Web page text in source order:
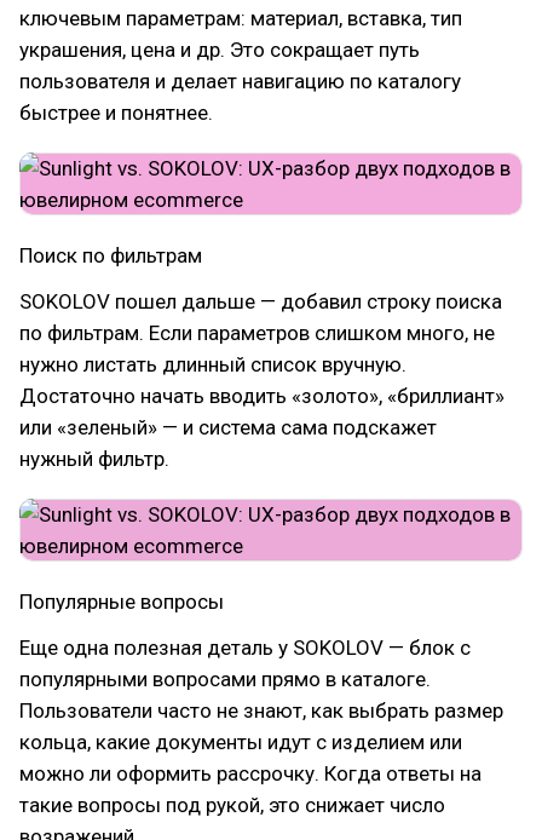
ключевым параметрам: материал, вставка, тип
украшения, цена и др. Это сокращает путь
пользователя и делает навигацию по каталогу
быстрее и понятнее.
Поиск по фильтрам
SOKOLOV пошел дальше — добавил строку поиска
по фильтрам. Если параметров слишком много, не
нужно листать длинный список вручную.
Достаточно начать вводить «золото», «бриллиант»
или «зеленый» — и система сама подскажет
нужный фильтр.
Популярные вопросы
Еще одна полезная деталь у SOKOLOV — блок с
популярными вопросами прямо в каталоге.
Пользователи часто не знают, как выбрать размер
кольца, какие документы идут с изделием или
можно ли оформить рассрочку. Когда ответы на
такие вопросы под рукой, это снижает число